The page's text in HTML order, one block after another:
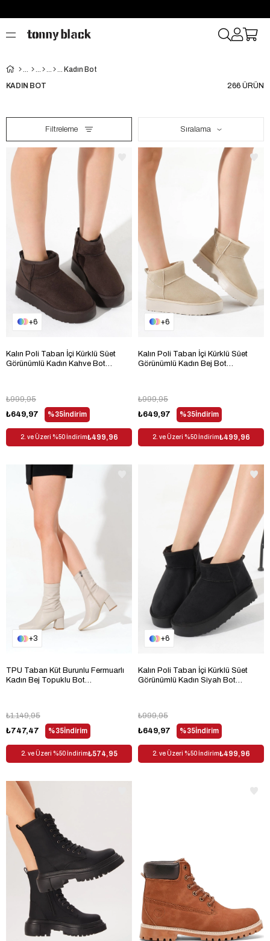
KADIN BOT 266 ÜRÜN
Kadın Bot
Filtreleme Sıralama
6
Kalın Poli Taban İçi Kürklü Süet
Görünümlü Kadın Kahve Bot
%35İndirim
₺649,97
₺999,95
2. ve Üzeri %50 İndirim₺499,96
6
Kalın Poli Taban İçi Kürklü Süet
Görünümlü Kadın Bej Bot
%35İndirim
₺649,97
₺999,95
2. ve Üzeri %50 İndirim₺499,96
3
TPU Taban Küt Burunlu Fermuarlı
Kadın Bej Topuklu Bot
%35İndirim
₺747,47
₺1.149,95
2. ve Üzeri %50 İndirim₺574,95
6
Kalın Poli Taban İçi Kürklü Süet
Görünümlü Kadın Siyah Bot
%35İndirim
₺649,97
₺999,95
2. ve Üzeri %50 İndirim₺499,96